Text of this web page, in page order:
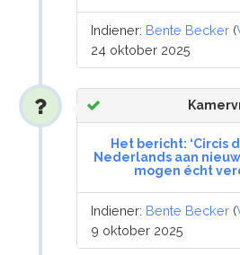
Indiener: Bente Becker (
24 oktober 2025
Het bericht: ‘Circis
Nederlands aan
mogen écht
Indiener: Bente Becker (
9 oktober 2025